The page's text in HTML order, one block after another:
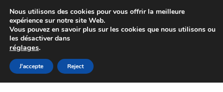
Colissimo livraison à partir de 7 EUR
Du lundi au vendredi de 9 h à 16 h
Aller
à
Aller
au
Nous utilisons des cookies pour vous offrir la meilleure
expérience sur notre site Web.
Vous pouvez en savoir plus sur les cookies que nous utilisons ou
les désactiver dans
réglages.
J'accepte Reject